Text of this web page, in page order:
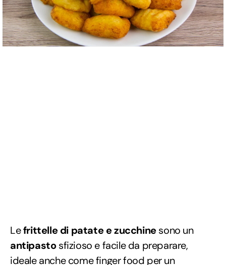
Lefrittelle di patate e zucchinesono un
antipastosfizioso e facile da preparare,
ideale anche come finger food per un